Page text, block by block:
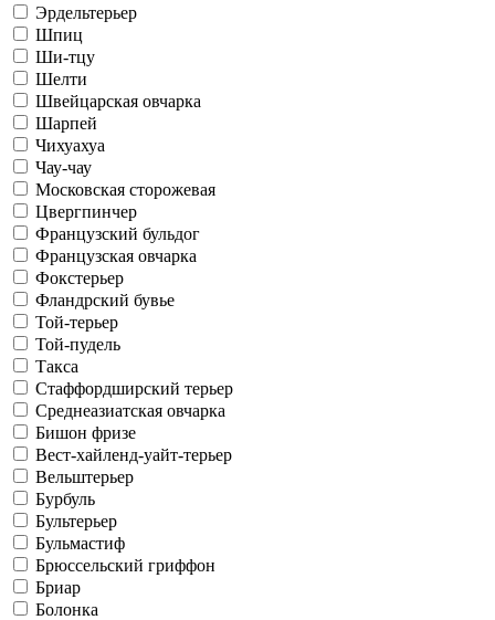
Эрдельтерьер
Шпиц
Ши-тцу
Шелти
Швейцарская овчарка
Шарпей
Чихуахуа
Чау-чау
Московская сторожевая
Цвергпинчер
Французский бульдог
Французская овчарка
Фокстерьер
Фландрский бувье
Той-терьер
Той-пудель
Такса
Стаффордширский терьер
Среднеазиатская овчарка
Бишон фризе
Вест-хайленд-уайт-терьер
Вельштерьер
Бурбуль
Бультерьер
Бульмастиф
Брюссельский гриффон
Бриар
Болонка